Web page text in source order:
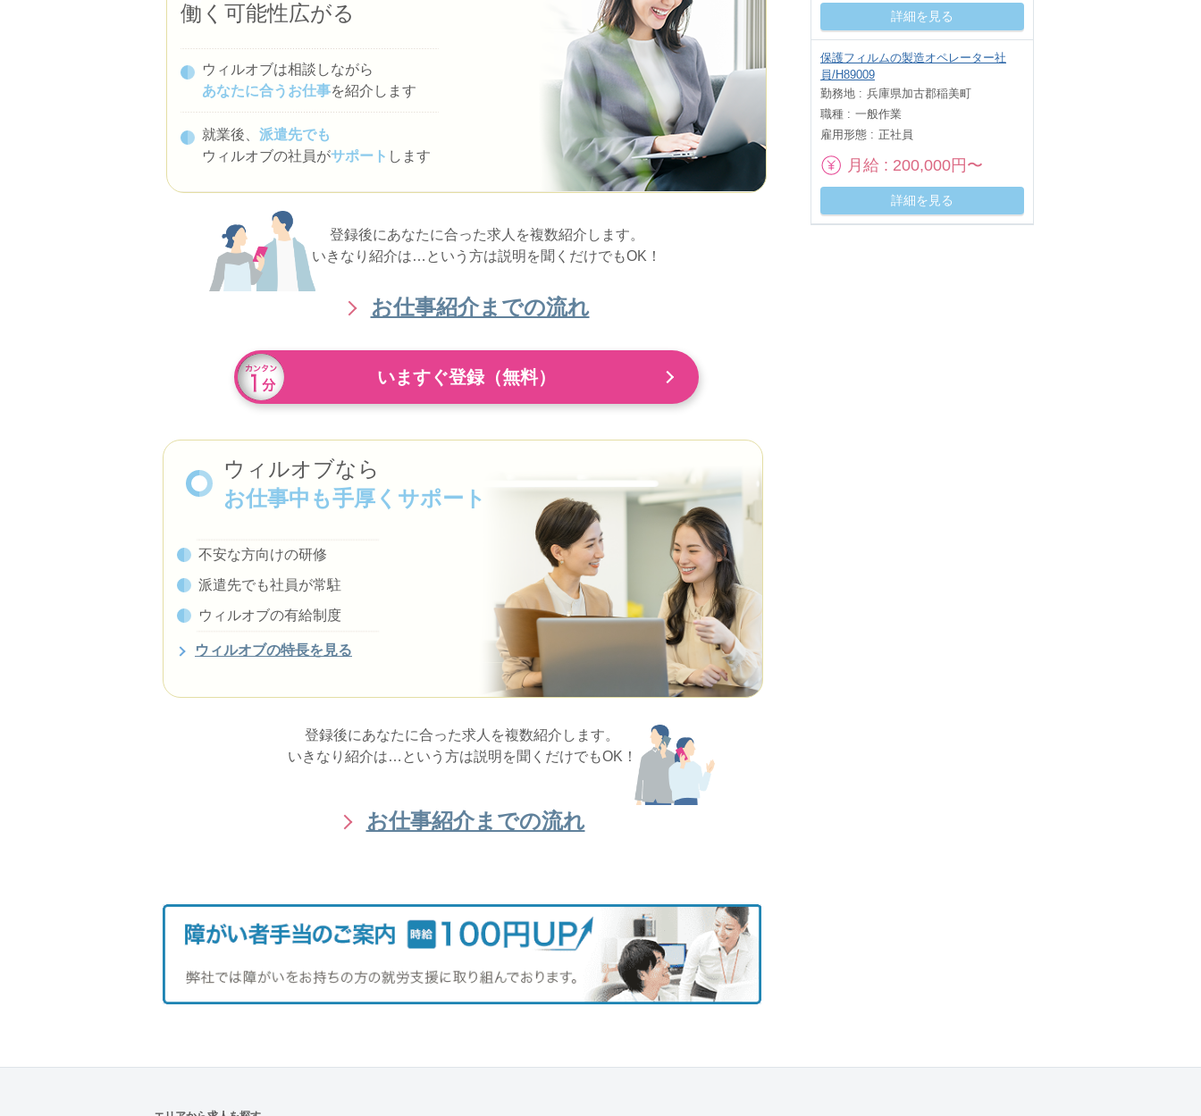
働く可能性広がる
ウィルオブは相談しながら
あなたに合うお仕事を紹介します
就業後、 派遣先でも
ウィルオブの社員がサポート します
登録後にあなたに合った求人を複数紹介します。
いきなり紹介は…という方は説明を聞くだけでもOK！
お仕事紹介までの流れ
いますぐ登録（無料）
ウィルオブなら
お仕事中も手厚くサポート
不安な方向けの研修
派遣先でも社員が常駐
ウィルオブの有給制度
ウィルオブの特長を見る
登録後にあなたに合った求人を複数紹介します。
いきなり紹介は…という方は説明を聞くだけでもOK！
お仕事紹介までの流れ
詳細を見る
保護フィルムの製造オペレーター社
員/H89009
勤務地
兵庫県加古郡稲美町
職種
一般作業
雇用形態
正社員
月給 200,000円〜
詳細を見る